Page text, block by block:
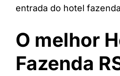
entrada do hotel
O melhor
Fazenda